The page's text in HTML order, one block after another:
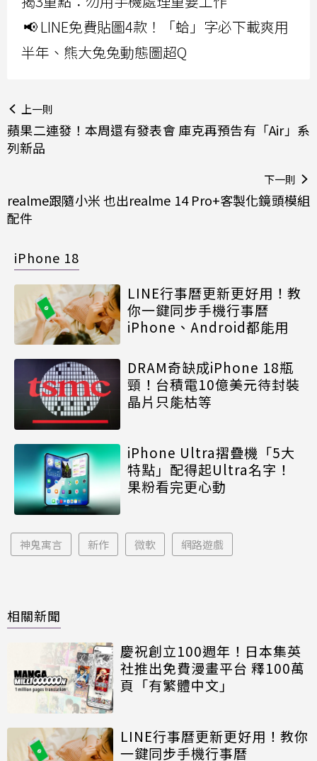
📢 LINE免費貼圖4款！「蛤」字必下載爽用
半年、熊大兔兔動態圖超Q
上一則
蘋果二連發！本周還有發表會 庫克再預告有「Air」系
列新品
下一則
realme跟隨小米 也出realme 14 Pro+客製化鏡頭模組
配件
iPhone 18
LINE行事曆更新更好用！教
你一鍵同步手機行事曆
iPhone、Android都能用
DRAM奇缺成iPhone 18瓶
頸！台積電10億美元待封裝
晶片只能枯等
iPhone Ultra摺疊機「5大
特點」配得起Ultra名字！
果粉看完更心動
神鬼寓言 新作 微軟 網路遊戲
相關新聞
慶祝創立100週年！日本集英
社推出免費漫畫平台 釋100萬
頁「有繁體中文」
LINE行事曆更新更好用！教你
一鍵同步手機行事曆